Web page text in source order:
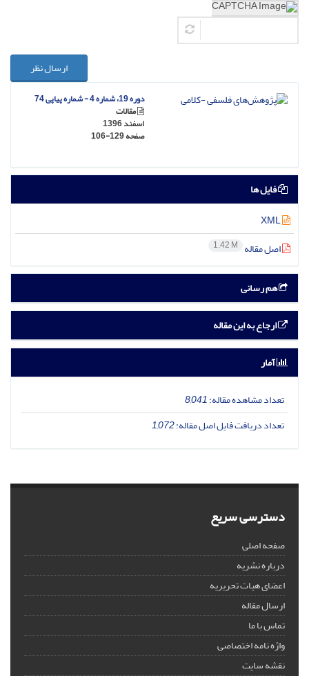
ارسال نظر
دوره 19، شماره 4 - شماره پیاپی 74
مقالات
اسفند 1396
صفحه106-129
فایل ها
اصل مقاله 1.42 M
هم رسانی
ارجاع به این مقاله
آمار
تعداد مشاهده مقاله:8,041
تعداد دریافت فایل اصل مقاله:1,072
دسترسی سریع
صفحه اصلی
درباره نشریه
اعضای هیات تحریریه
ارسال مقاله
تماس با ما
واژه نامه اختصاصی
نقشه سایت